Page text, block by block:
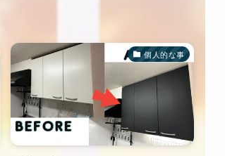
個人的な事